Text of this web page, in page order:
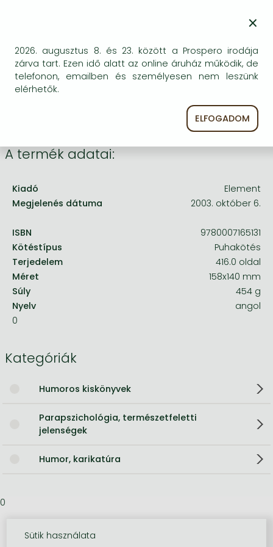
One-Punch Man manga
egyszer keresni szerzővel és címmel. Ha nem talál
másik, kapható kiadást, forduljon
ügyfélszolgálatunkhoz!
A termék adatai:
Kiadó
Element
Megjelenés dátuma
2003. október 6.
ISBN
9780007165131
Kötéstípus
Puhakötés
Terjedelem
416.0 oldal
Méret
158x140 mm
Súly
454 g
Nyelv
angol
0
Kategóriák
Humoros kiskönyvek
Parapszichológia, természetfeletti
jelenségek
Humor, karikatúra
0
×
2026. augusztus 8. és 23. között a Prospero irodája
zárva tart. Ezen idő alatt az online áruház működik, de
telefonon, emailben és személyesen nem leszünk
elérhetők.
ELFOGADOM
Sütik használata